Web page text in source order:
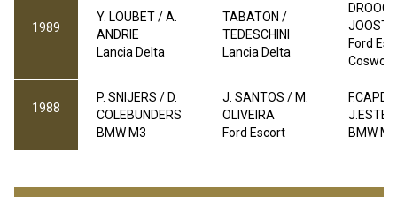
1989
Y. LOUBET / A.
ANDRIE
Lancia Delta
TABATON /
TEDESCHINI
Lancia Delta
Ford
1988
P. SNIJERS / D.
COLEBUNDERS
BMW M3
J. SANTOS / M.
OLIVEIRA
Ford Escort
BMW M3